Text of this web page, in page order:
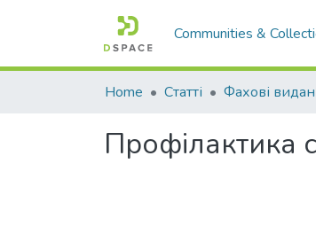
Communities &
Home Статті Фахові
Профілактика